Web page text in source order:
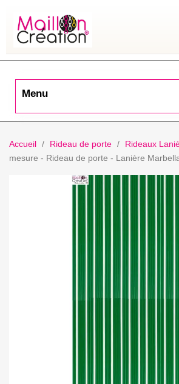
Menu
Accueil Rideau de porte Rideaux
mesure - Rideau de porte - Lanière